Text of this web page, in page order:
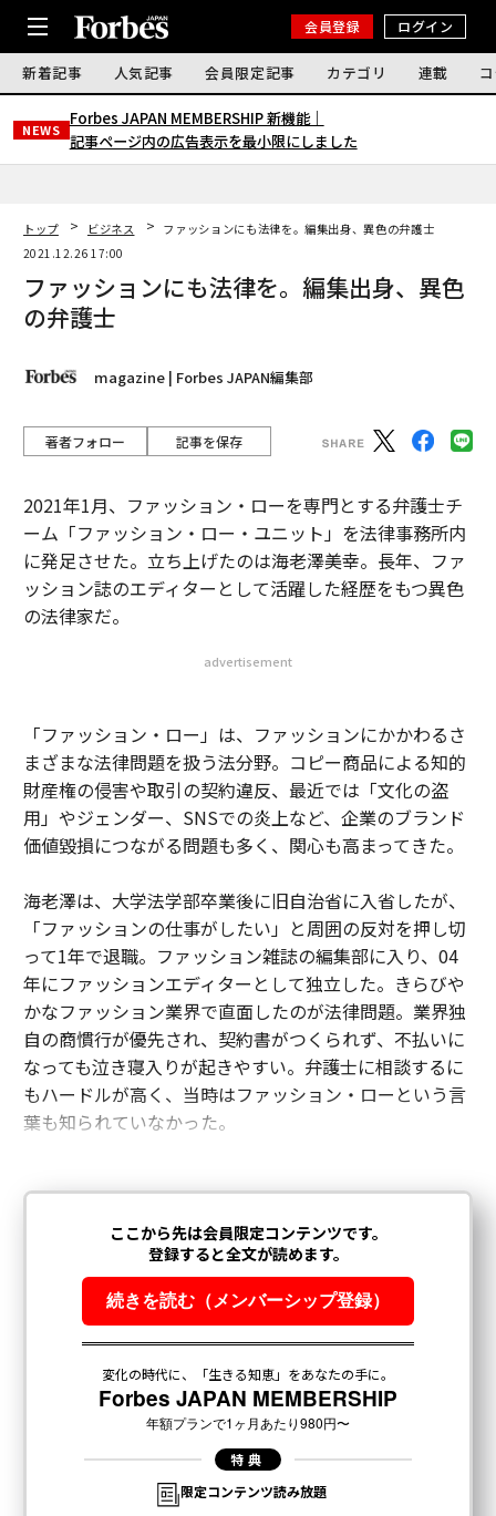
会員登録 ログイン
新着記事 人気記事 会員限定記事 カテゴリ 連載
NEWS
Forbes JAPAN MEMBERSHIP 新機能｜
記事ページ内の広告表示を最小限にしました
トップ ビジネス
ファッションにも法律を。編集出身、異色の弁護士
2021.12.26 17:00
ファッションにも法律を。編集出身、異色
の弁護士
magazine | Forbes JAPAN編集部
著者フォロー 記事を保存
2021年1月、ファッション・ローを専門とする弁護士チ
ーム「ファッション・ロー・ユニット」を法律事務所内
に発足させた。立ち上げたのは海老澤美幸。長年、ファ
ッション誌のエディターとして活躍した経歴をもつ異色
の法律家だ。
advertisement
「ファッション・ロー」は、ファッションにかかわるさ
まざまな法律問題を扱う法分野。コピー商品による知的
財産権の侵害や取引の契約違反、最近では「文化の盗
用」やジェンダー、SNSでの炎上など、企業のブランド
価値毀損につながる問題も多く、関心も高まってきた。
海老澤は、大学法学部卒業後に旧自治省に入省したが、
「ファッションの仕事がしたい」と周囲の反対を押し切
って1年で退職。ファッション雑誌の編集部に入り、04
年にファッションエディターとして独立した。きらびや
かなファッション業界で直面したのが法律問題。業界独
自の商慣行が優先され、契約書がつくられず、不払いに
なっても泣き寝入りが起きやすい。弁護士に相談するに
もハードルが高く、当時はファッション・ローという言
葉も知られていなかった。